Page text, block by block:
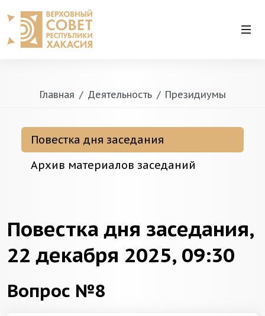
Главная Деятельность Президиумы
Повестка дня заседания
Архив материалов заседаний
Повестка дня заседания,
22 декабря 2025, 09:30
Вопрос №8